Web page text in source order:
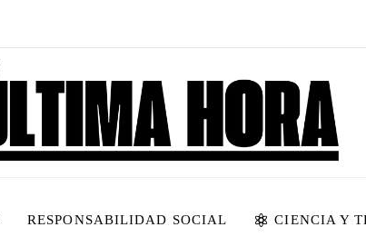
RESPONSABILIDAD SOCIAL CIENCIA Y